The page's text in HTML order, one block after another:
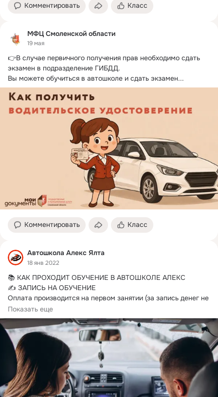
Комментировать Класс
МФЦ Смоленской области
19 мая
👉В случае первичного получения прав необходимо сдать
экзамен в подразделение ГИБДД.
Вы можете обучиться в автошколе и сдать экзамен...
Комментировать Класс
Автошкола Алекс Ялта
18 янв 2022
📚 КАК ПРОХОДИТ ОБУЧЕНИЕ В АВТОШКОЛЕ АЛЕКС
✍️ ЗАПИСЬ НА ОБУЧЕНИЕ
Оплата производится на первом занятии (за запись денег не
берём)
🏫...
Показать еще